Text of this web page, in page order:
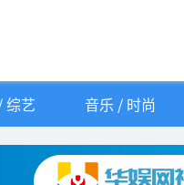
综艺 音乐 / 时尚